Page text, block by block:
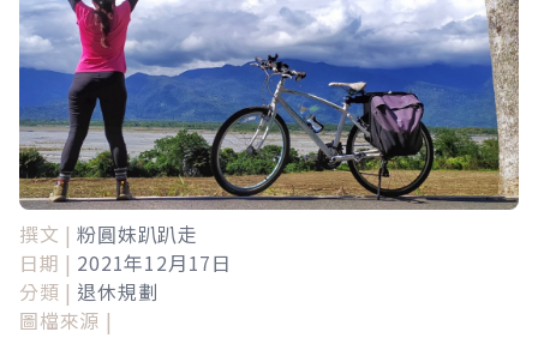
撰文 | 粉圓妹趴趴走
日期 | 2021年12月17日
分類 | 退休規劃
圖檔來源 |